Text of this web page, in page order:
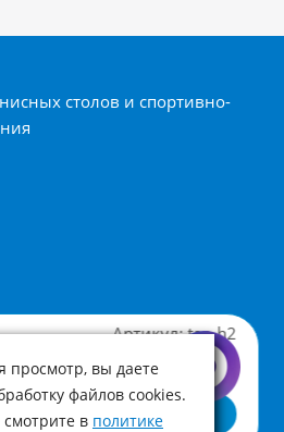
Артикул: tao-h2
В корзину
столов и спортивно-
просмотр, вы даете
файлов cookies.
в политике